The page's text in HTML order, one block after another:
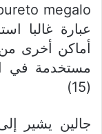
عبارة غالبا
أماكن أخرى من
مستخدمة في
(15)
جالين يشير